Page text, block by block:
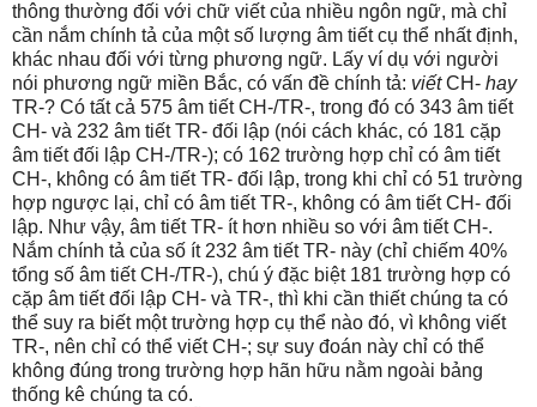
thông thường đối với chữ viết của nhiều ngôn ngữ, mà chỉ
cần nắm chính tả của một số lượng âm tiết cụ thể nhất định,
khác nhau đối với từng phương ngữ. Lấy ví dụ với người
nói phương ngữ miền Bắc, có vấn đề chính tả: viếtCH- hay
TR-? Có tất cả 575 âm tiết CH-/TR-, trong đó có 343 âm tiết
CH- và 232 âm tiết TR- đối lập (nói cách khác, có 181 cặp
âm tiết đối lập CH-/TR-); có 162 trường hợp chỉ có âm tiết
CH-, không có âm tiết TR- đối lập, trong khi chỉ có 51 trường
hợp ngược lại, chỉ có âm tiết TR-, không có âm tiết CH- đối
lập. Như vậy, âm tiết TR- ít hơn nhiều so với âm tiết CH-.
Nắm chính tả của số ít 232 âm tiết TR- này (chỉ chiếm 40%
tổng số âm tiết CH-/TR-), chú ý đặc biệt 181 trường hợp có
cặp âm tiết đối lập CH- và TR-, thì khi cần thiết chúng ta có
thể suy ra biết một trường hợp cụ thể nào đó, vì không viết
TR-, nên chỉ có thể viết CH-; sự suy đoán này chỉ có thể
không đúng trong trường hợp hãn hữu nằm ngoài bảng
thống kê chúng ta có.